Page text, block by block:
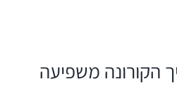
הקורונה משפיעה